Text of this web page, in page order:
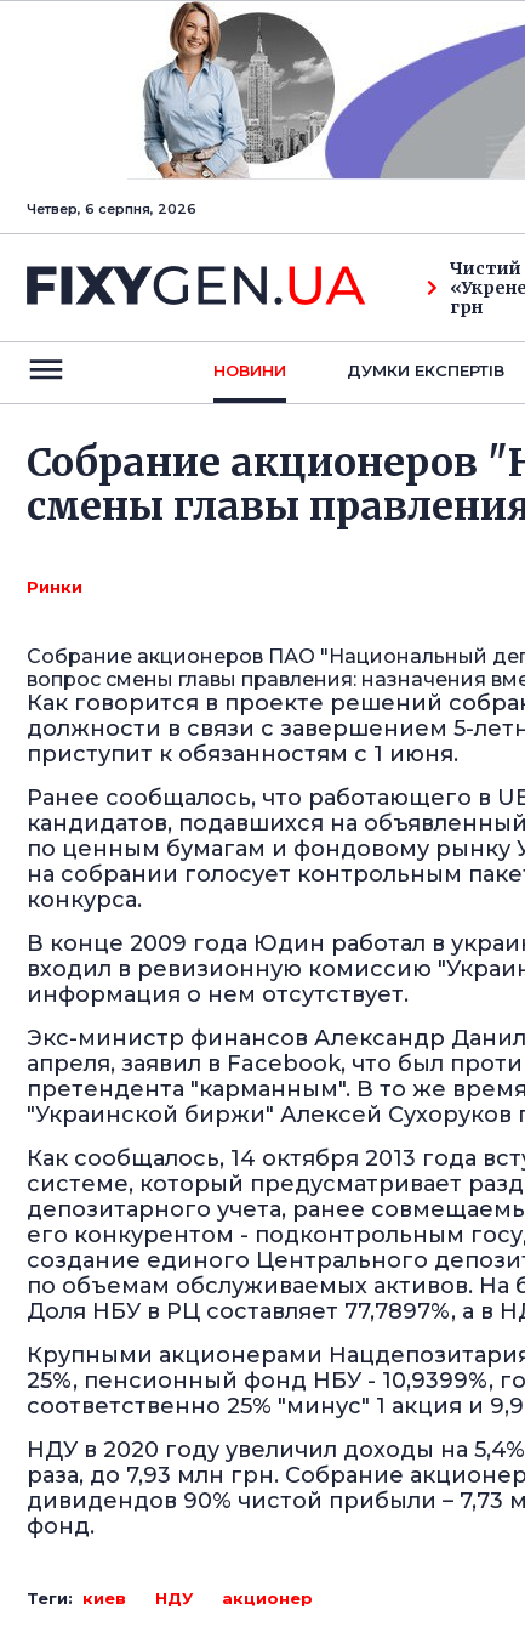
Четвер, 6 серпня, 2026
Чистий
грн
НОВИНИ ДУМКИ ЕКСПЕРТIВ
Собрание акционеров
смены главы
Ринки
Собрание акционеров ПАО "Национальный
вопрос смены главы правления: назначения
Как говорится в проекте решений
должности в связи с завершением 5-
приступит к обязанностям с 1 июня.
Ранее сообщалось, что работающего в
кандидатов, подавшихся на
по ценным бумагам и фондовому рынку
на собрании голосует контрольным
конкурса.
В конце 2009 года Юдин работал в
входил в ревизионную комиссию
информация о нем отсутствует.
Экс-министр финансов Александр
апреля, заявил в Facebook, что был
претендента "карманным". В то же
"Украинской биржи" Алексей Сухоруков
Как сообщалось, 14 октября 2013 года
системе, который предусматривает
депозитарного учета, ранее
его конкурентом - подконтрольным
создание единого Центрального
по объемам обслуживаемых активов.
Доля НБУ в РЦ составляет 77,7897%, а в
Крупными акционерами
25%, пенсионный фонд НБУ - 10,9399%,
соответственно 25% "минус" 1 акция и
НДУ в 2020 году увеличил доходы на
раза, до 7,93 млн грн. Собрание
дивидендов 90% чистой прибыли – 7,73
фонд.
Теги: киев НДУ акционер